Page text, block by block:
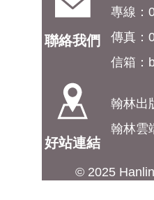
聯絡我們
專線：
傳真：
信箱：
好站連結
翰林出
翰林雲
© 2025